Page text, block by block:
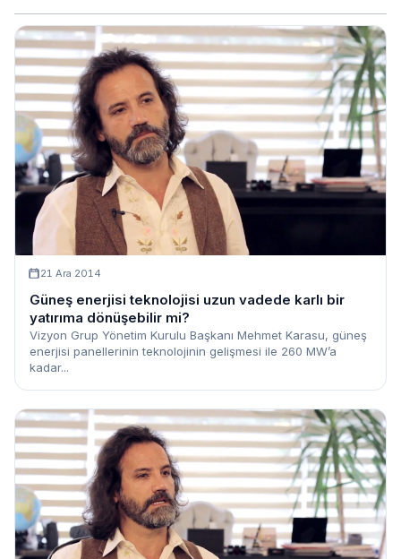
21 Ara 2014
Güneş enerjisi teknolojisi uzun vadede karlı bir
yatırıma dönüşebilir mi?
Vizyon Grup Yönetim Kurulu Başkanı Mehmet Karasu, güneş
enerjisi panellerinin teknolojinin gelişmesi ile 260 MW’a
kadar...